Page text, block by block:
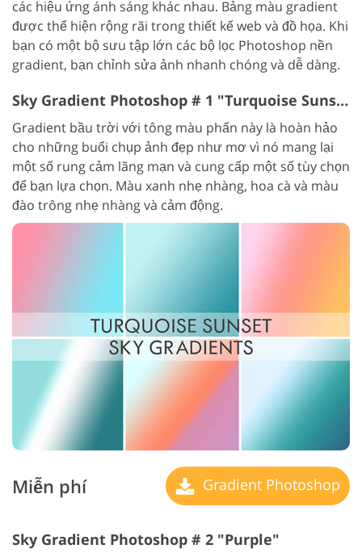
các hiệu ứng ánh sáng khác nhau. Bảng màu gradient
được thể hiện rộng rãi trong thiết kế web và đồ họa. Khi
bạn có một bộ sưu tập lớn các bộ lọc Photoshop nền
gradient, bạn chỉnh sửa ảnh nhanh chóng và dễ dàng.
Sky Gradient Photoshop # 1 "Turquoise Sunset"
Gradient bầu trời với tông màu phấn này là hoàn hảo
cho những buổi chụp ảnh đẹp như mơ vì nó mang lại
một số rung cảm lãng mạn và cung cấp một số tùy chọn
để bạn lựa chọn. Màu xanh nhẹ nhàng, hoa cà và màu
đào trông nhẹ nhàng và cảm động.
Miễn phí Gradient Photoshop
Sky Gradient Photoshop # 2 "Purple"